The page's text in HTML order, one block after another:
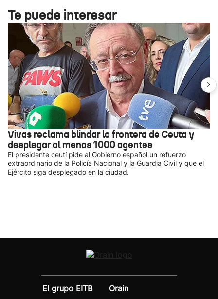
Te puede interesar
Vivas reclama blindar la frontera de Ceuta y
desplegar al menos 1000 agentes
El presidente ceutí pide al Gobierno español un refuerzo
extraordinario de la Policía Nacional y la Guardia Civil y que el
Ejército siga desplegado en la ciudad.
El grupo EITB
Orain